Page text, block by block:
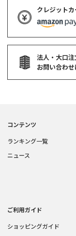
クレジット
法人・大口
お問い合わ
コンテンツ
ランキング一覧
ニュース
ご利用ガイド
ショッピングガイド